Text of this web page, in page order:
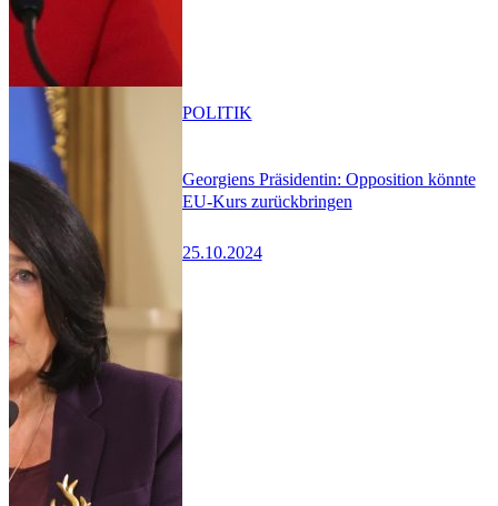
Georgiens Präsidentin: Opposition könnte
EU-Kurs zurückbringen
25.10.2024
POLITIK